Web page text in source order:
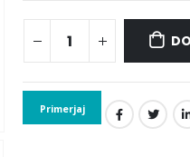
Primerjaj